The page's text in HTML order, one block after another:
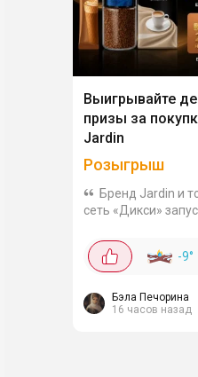
Выигрывайте
призы за
Jardin
Розыгрыш
Бренд Jardin и
сеть «Дикси»
мероприятие.
предоставляется
реальные
средства,...
-9°
Бэла Печорина
16 часов назад